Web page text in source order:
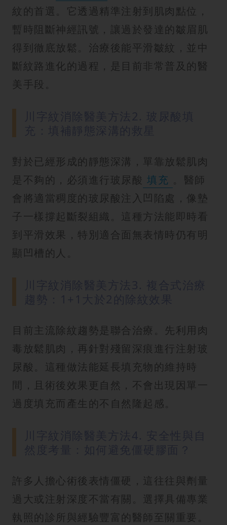
紋的首選。它透過精準注射到肌肉點位，
暫時阻斷神經訊號，讓過於發達的皺眉肌
得到徹底放鬆。治療後能平滑皺紋，並中
斷紋路進化的過程，是目前非常普及的醫
美手段。
對於已經形成的靜態深溝，單靠放鬆肌肉
是不夠的，必須進行玻尿酸 填充
。醫師
會將適當稠度的玻尿酸注入凹陷處，像墊
子一樣撐起斷裂組織。這種方法能即時看
到平滑效果，特別適合面無表情時仍有明
顯凹槽的人。
目前主流除紋趨勢是聯合治療。先利用肉
毒放鬆肌肉，再針對殘留深痕進行注射玻
尿酸。這種做法能延長填充物的維持時
間，且術後效果更自然，不會出現因單一
過度填充而產生的不自然隆起感。
許多人擔心術後表情僵硬，這往往與劑量
過大或注射深度不當有關。選擇具備專業
執照的診所與經驗豐富的醫師至關重要。